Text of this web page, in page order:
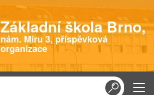
Základní škola Brno,
nám. Míru 3, příspěvková
organizace
Menu